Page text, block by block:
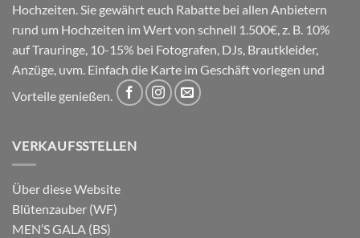
Hochzeiten. Sie gewährt euch Rabatte bei allen Anbietern
rund um Hochzeiten im Wert von schnell 1.500€, z. B. 10%
auf Trauringe, 10-15% bei Fotografen, DJs, Brautkleider,
Anzüge, uvm. Einfach die Karte im Geschäft vorlegen und
Vorteile genießen.
VERKAUFSSTELLEN
Über diese Website
Blütenzauber (WF)
MEN’S GALA (BS)